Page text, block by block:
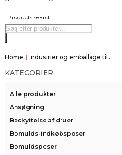
Products search
Home | Industrier og emballage til... |
KATEGORIER
Alle produkter
Ansøgning
Beskyttelse af druer
Bomulds-indkøbsposer
Bomuldsposer